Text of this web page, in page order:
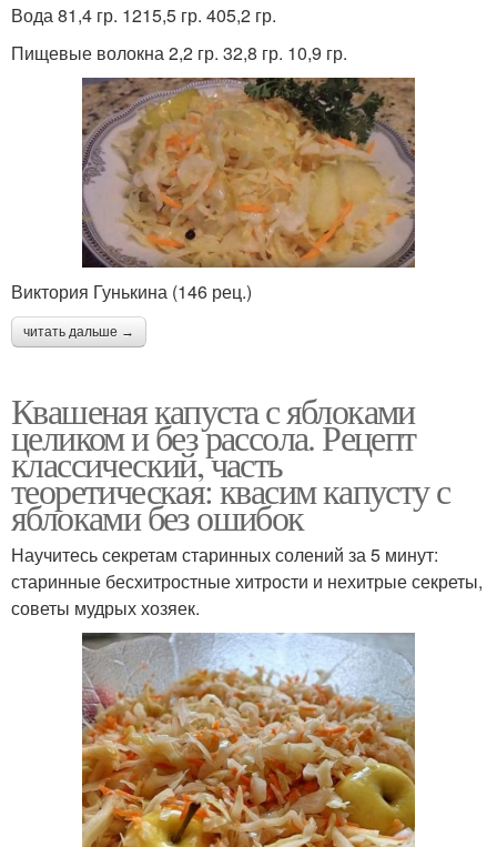
Вода 81,4 гр. 1215,5 гр. 405,2 гр.
Пищевые волокна 2,2 гр. 32,8 гр. 10,9 гр.
Виктория Гунькина (146 рец.)
читать дальше →
Квашеная капуста с яблоками
целиком и без рассола. Рецепт
классический, часть
теоретическая: квасим капусту с
яблоками без ошибок
Научитесь секретам старинных солений за 5 минут:
старинные бесхитростные хитрости и нехитрые секреты,
советы мудрых хозяек.